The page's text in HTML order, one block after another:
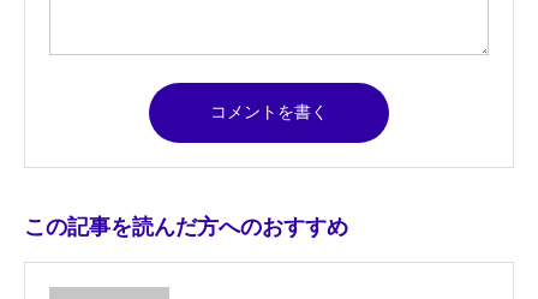
この記事を読んだ方へのおすすめ